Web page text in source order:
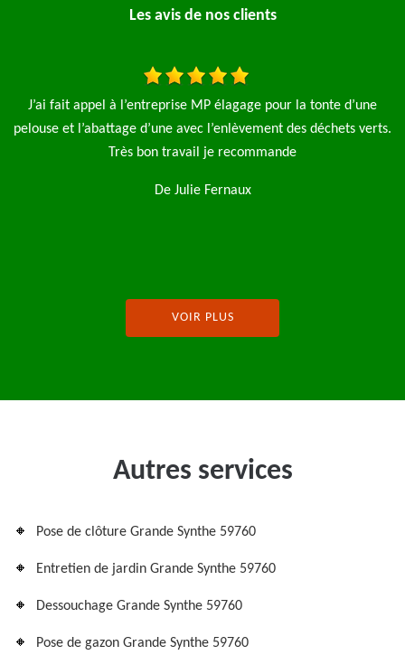
Les avis de nos clients
d’une
verts.
J'ai fait appel à l'entreprise MP Elagage pour
arbre ils sont intervenu rapidement je
VOIR PLUS
Autres services
Pose de clôture Grande Synthe 59760
Entretien de jardin Grande Synthe 59760
Dessouchage Grande Synthe 59760
Pose de gazon Grande Synthe 59760